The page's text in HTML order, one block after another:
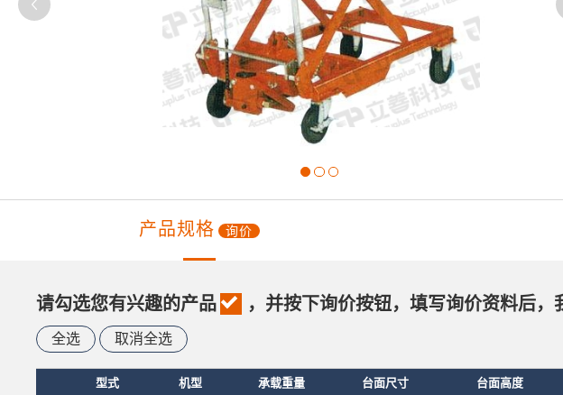
产品规格 询价
请勾选您有兴趣的产品 ，并按下询价按钮，填写询价资料后，
全选 取消全选
型式 机型
承载重量
台面尺寸
台面高度